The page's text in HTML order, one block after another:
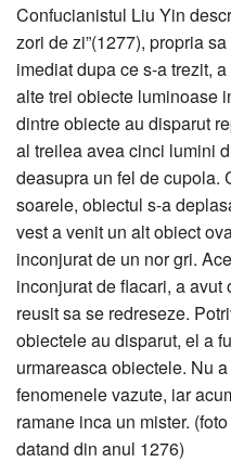
Confucianistul Liu Yin
zori de zi”(1277), propria
imediat dupa ce s-a trezit,
alte trei obiecte luminoase
dintre obiecte au disparut
al treilea avea cinci lumini
deasupra un fel de cupola.
soarele, obiectul s-a
vest a venit un alt obiect
inconjurat de un nor gri.
inconjurat de flacari, a
reusit sa se redreseze.
obiectele au disparut, el a
urmareasca obiectele. Nu
fenomenele vazute, iar
ramane inca un mister.
datand din anul 1276)